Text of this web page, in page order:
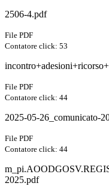
2506-4.pdf
File PDF
Contatore click: 53
File PDF
Contatore click: 44
2025-05-26_comunicato-
File PDF
Contatore click: 44
2025.pdf